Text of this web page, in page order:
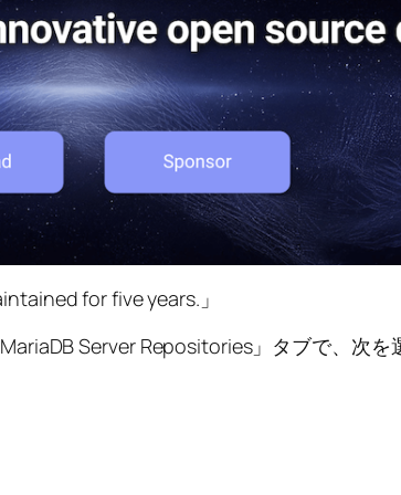
for five years.」
Server Repositories」タブで、次を